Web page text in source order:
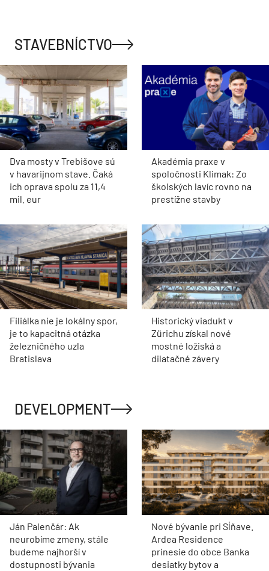
STAVEBNÍCTVO
Dva mosty v Trebišove sú
v havarijnom stave. Čaká
ich oprava spolu za 11,4
mil. eur
Akadémia praxe v
spoločnosti Klimak: Zo
školských lavíc rovno na
prestížne stavby
Filiálka nie je lokálny spor,
je to kapacitná otázka
železničného uzla
Bratislava
Historický viadukt v
Zürichu získal nové
mostné ložiská a
dilatačné závery
DEVELOPMENT
Ján Palenčár: Ak
neurobíme zmeny, stále
budeme najhorší v
dostupnosti bývania
Nové bývanie pri Sĺňave.
Ardea Residence
prinesie do obce Banka
desiatky bytov a